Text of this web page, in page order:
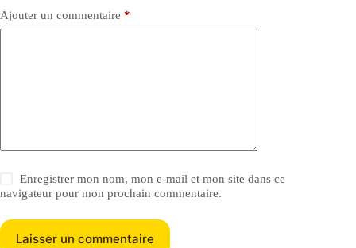
Ajouter un commentaire *
Enregistrer mon nom, mon e-mail et mon site dans ce
navigateur pour mon prochain commentaire.
Laisser un commentaire